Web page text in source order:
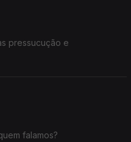
pressucução e
falamos?